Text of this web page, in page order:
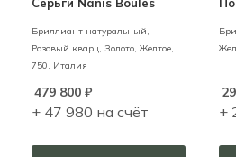
Бриллиант натуральный,
Розовый кварц, Золото, Желтое,
750, Италия
479 800 ₽
+ 47 980 на счёт +